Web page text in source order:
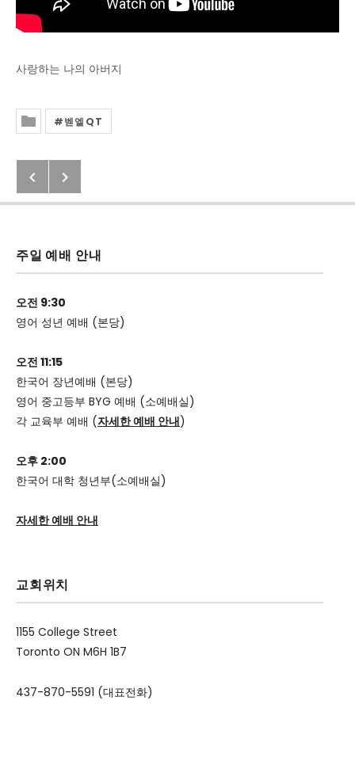
사랑하는 나의 아버지
벧엘QT
Post navigation
Previous: 2020년 8월 12일(수) 벧
Next: 2020년 8월 14일(금) 벧엘
주일 예배 안내
오전 9:30
영어 성년 예배 (본당)
오전 11:15
한국어 장년예배 (본당)
영어 중고등부 BYG 예배 (소예배실)
각 교육부 예배 (자세한 예배 안내)
오후 2:00
한국어 대학 청년부(소예배실)
자세한 예배 안내
교회위치
1155 College Street
Toronto ON M6H 1B7
437-870-5591 (대표전화)